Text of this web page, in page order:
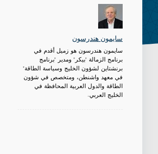
سايمون هندرسون
سايمون هندرسون هو زميل أقدم في
برنامج الزمالة "بيكر" ومدير "برنامج
برنشتاين لشؤون الخليج وسياسة الطاقة"
في معهد واشنطن، ومتخصص في شؤون
الطاقة والدول العربية المحافظة في
الخليج العربي.